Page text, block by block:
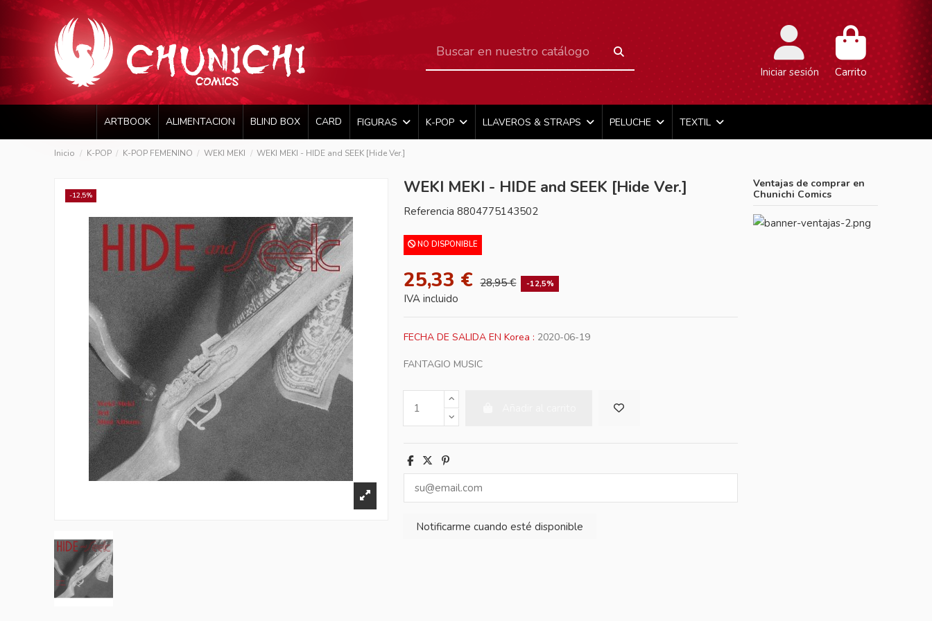
Iniciar sesión Carrito
ARTBOOK ALIMENTACION BLIND BOX CARD FIGURAS K-POP LLAVEROS & STRAPS PELUCHE TEXTIL
Inicio K-POP K-POP FEMENINO WEKI MEKI WEKI MEKI - HIDE and SEEK [Hide Ver.]
-12,5% WEKI MEKI - HIDE and SEEK [Hide Ver.]
Referencia 8804775143502
NO DISPONIBLE
25,33 € 28,95 € -12,5%
IVA incluido
FECHA DE SALIDA EN Korea : 2020-06-19
FANTAGIO MUSIC
Ventajas de comprar en
Chunichi Comics